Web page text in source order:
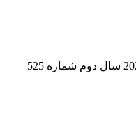
سال دوم شماره 525